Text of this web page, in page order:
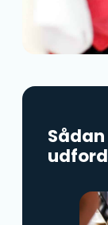
Sådan